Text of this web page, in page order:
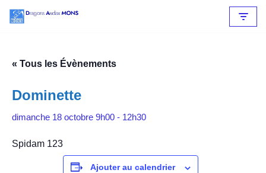
contenu
« Tous les Évènements
Dominette
dimanche 18 octobre 9h00 - 12h30
Spidam 123
Ajouter au calendrier